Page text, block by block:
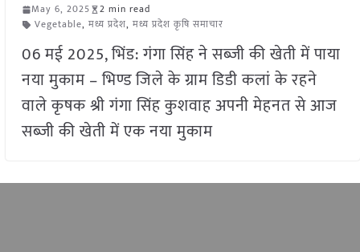
May 6, 2025
2 min read
Vegetable, मध्य प्रदेश, मध्य प्रदेश कृषि समाचार
06 मई 2025, भिंड: गंगा सिंह ने सब्जी की खेती में पाया
नया मुकाम – भिण्ड जिले के ग्राम डिडी कलां के रहने
वाले कृषक श्री गंगा सिंह कुशवाह अपनी मेहनत से आज
सब्जी की खेती में एक नया मुकाम